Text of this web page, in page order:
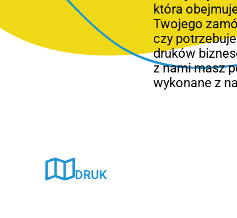
która
Twojego
czy
druków
z nami masz
wykonane z
DRUK